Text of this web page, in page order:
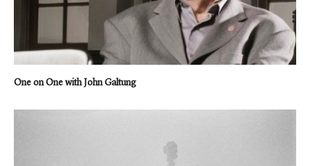
One on One with John Galtung